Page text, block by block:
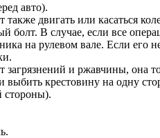
авто).
двигать или касаться
болт. В случае, если все
на рулевом вале. Если его
и ржавчины, она
выбить крестовину на одну
стороны).